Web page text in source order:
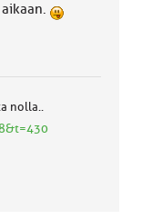
nolla..